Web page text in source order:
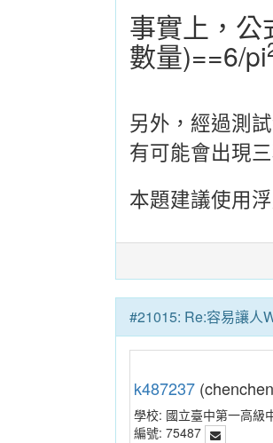
事實上，公
數量)==6/pi
另外，經過測
有可能會出現
本題建議使用
#21015: Re:容易讓人
k487237
學校: 國立臺中第一高級
編號: 75487